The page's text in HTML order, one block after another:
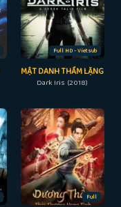
Full HD - Vietsub
MẬT DANH THẦM LẶNG
Dark Iris (2018)
Full